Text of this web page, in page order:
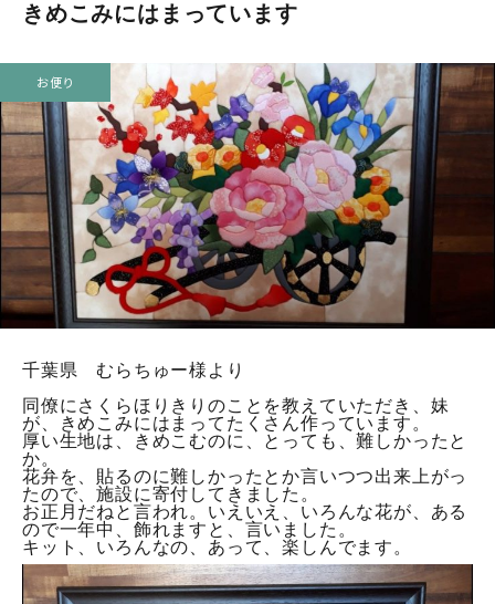
カテゴリーで選ぶ
難易度で選ぶ
シリーズで選ぶ
さくらほりきりの商品について
シーンで選ぶ
診断チャート
レビューを見る
INFORMATION
初めての方へ
ショッピングガイド
よくあるご質問
カタログ請求
きめこみにはまっています
お便り
千葉県 むらちゅー様より
同僚にさくらほりきりのことを教えていただき、妹
が、きめこみにはまってたくさん作っています。
厚い生地は、きめこむのに、とっても、難しかったと
か。
花弁を、貼るのに難しかったとか言いつつ出来上がっ
たので、施設に寄付してきました。
お正月だねと言われ。いえいえ、いろんな花が、ある
ので一年中、飾れますと、言いました。
キット、いろんなの、あって、楽しんでます。